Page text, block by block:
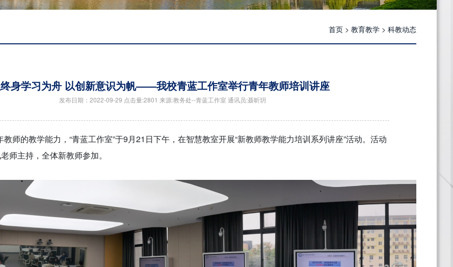
首页 > 教育教学 > 科教动态
身学习为舟 以创新意识为帆——我校青蓝工作室举行青年教师培训讲座
发布日期：2022-09-29 点击量:2801 来源:教务处--青蓝工作室 通讯员:聂昕玥
师的教学能力，“青蓝工作室”于9月21日下午，在智慧教室开展“新教师教学能力培训系列讲座”活动。活动
师主持，全体新教师参加。